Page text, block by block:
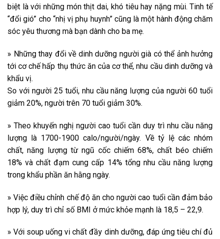
biệt là với những món thịt dai, khó tiêu hay nặng mùi. Tinh tế
“đổi gió” cho “nhị vị phụ huynh” cũng là một hành động chăm
sóc yêu thương mà bạn dành cho ba mẹ.
» Những thay đổi về dinh dưỡng người già có thể ảnh hưởng
tới cơ chế hấp thụ thức ăn của cơ thể, nhu cầu dinh dưỡng và
khẩu vị.
So với người 25 tuổi, nhu cầu năng lượng của người 60 tuổi
giảm 20%, người trên 70 tuổi giảm 30%.
» Theo khuyến nghị người cao tuổi cần duy trì nhu cầu năng
lượng là 1700-1900 calo/người/ngày. Về tỷ lệ các nhóm
chất, năng lượng từ ngũ cốc chiếm 68%, chất béo chiếm
18% và chất đạm cung cấp 14% tổng nhu cầu năng lượng
trong khẩu phần ăn hằng ngày.
» Việc điều chỉnh chế độ ăn cho người cao tuổi cần đảm bảo
hợp lý, duy trì chỉ số BMI ở mức khỏe mạnh là 18,5 – 22,9.
» Với soup uống vi chất đầy dinh dưỡng, đáp ứng tiêu chí đủ